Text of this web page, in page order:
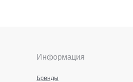
Информация
Бренды